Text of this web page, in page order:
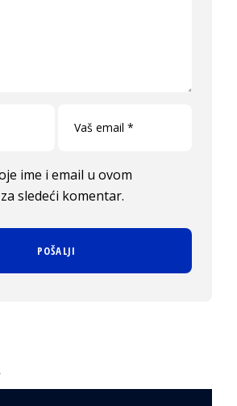
ime i email u ovom
sledeći komentar.